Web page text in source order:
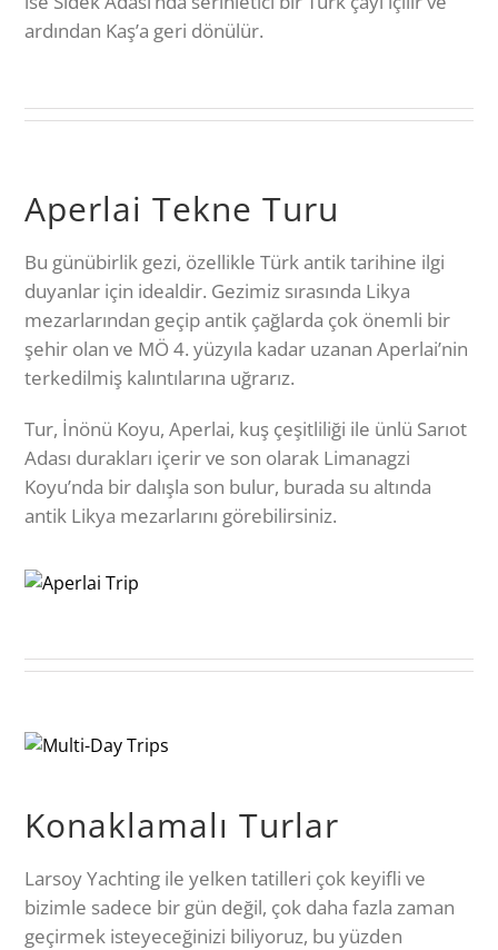
Eğer gece gezisi için dışarıdaysanız, gece için güzel,
Saat 20:00 civarında yeniden gemide taze
Akşamın tadını çıkarıp, ya güvertede yıldızların
altında uyuyabilir ya da kabininizdeki geniş yatakta
uyuyabilirsiniz.
Ertesi gün, deniz, güneş ve güzel bir kahvaltı ile ne
zaman başlamak isterseniz başlayabilirsiniz.
ardından Kaş’a geri dönülür.
Aperlai Tekne Turu
Bu günübirlik gezi, özellikle Türk antik tarihine ilgi
duyanlar için idealdir. Gezimiz sırasında Likya
mezarlarından geçip antik çağlarda çok önemli bir
şehir olan ve MÖ 4. yüzyıla kadar uzanan Aperlai’nin
terkedilmiş kalıntılarına uğrarız.
Tur, İnönü Koyu, Aperlai, kuş çeşitliliği ile ünlü Sarıot
Adası durakları içerir ve son olarak Limanagzi
Koyu’nda bir dalışla son bulur, burada su altında
antik Likya mezarlarını görebilirsiniz.
Konaklamalı Turlar
Larsoy Yachting ile yelken tatilleri çok keyifli ve
bizimle sadece bir gün değil, çok daha fazla zaman
geçirmek isteyeceğinizi biliyoruz, bu yüzden